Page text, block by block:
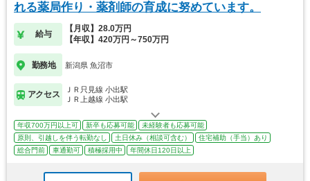
れる薬局作り・薬剤師の育成に努めています。
給与
【月収】28.0万円
【年収】420万円～750万円
勤務地 新潟県 魚沼市
アクセス
ＪＲ只見線 小出駅
ＪＲ上越線 小出駅
年収700万円以上可 新卒も応募可能
未経験者も応募可能
原則、引越しを伴う転勤なし
土日休み（相談可含む）
住宅補助（手当）あり
総合門前
車通勤可 積極採用中 年間休日120日以上